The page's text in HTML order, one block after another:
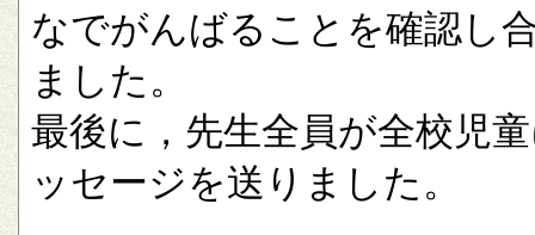
なでがんばることを確認し
ました。
最後に，先生全員が全校児
ッセージを送りました。